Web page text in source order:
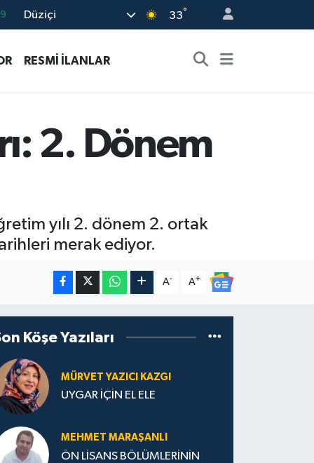
Düziçi 33°
RESMİ İLANLAR
2. Dönem
yılı 2. dönem 2. ortak
merak ediyor.
A- A+
Köşe Yazıları
MÜRVET YAZICI KAZGI
UYGAR İÇİN EL ELE
MEHMET MARAŞANLI
ÖN LİSANS BÖLÜMLERİNİN